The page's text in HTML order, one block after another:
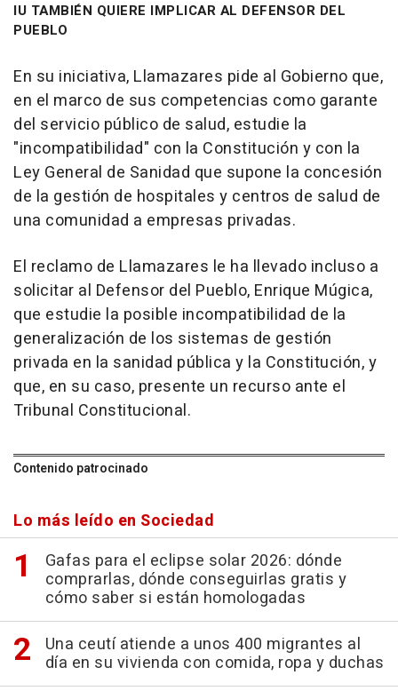
IU TAMBIÉN QUIERE IMPLICAR AL DEFENSOR DEL
PUEBLO
En su iniciativa, Llamazares pide al Gobierno que,
en el marco de sus competencias como garante
del servicio público de salud, estudie la
"incompatibilidad" con la Constitución y con la
Ley General de Sanidad que supone la concesión
de la gestión de hospitales y centros de salud de
una comunidad a empresas privadas.
El reclamo de Llamazares le ha llevado incluso a
solicitar al Defensor del Pueblo, Enrique Múgica,
que estudie la posible incompatibilidad de la
generalización de los sistemas de gestión
privada en la sanidad pública y la Constitución, y
que, en su caso, presente un recurso ante el
Tribunal Constitucional.
Contenido patrocinado
Lo más leído en Sociedad
Gafas para el eclipse solar 2026: dónde
comprarlas, dónde conseguirlas gratis y
cómo saber si están homologadas
Una ceutí atiende a unos 400 migrantes al
día en su vivienda con comida, ropa y duchas